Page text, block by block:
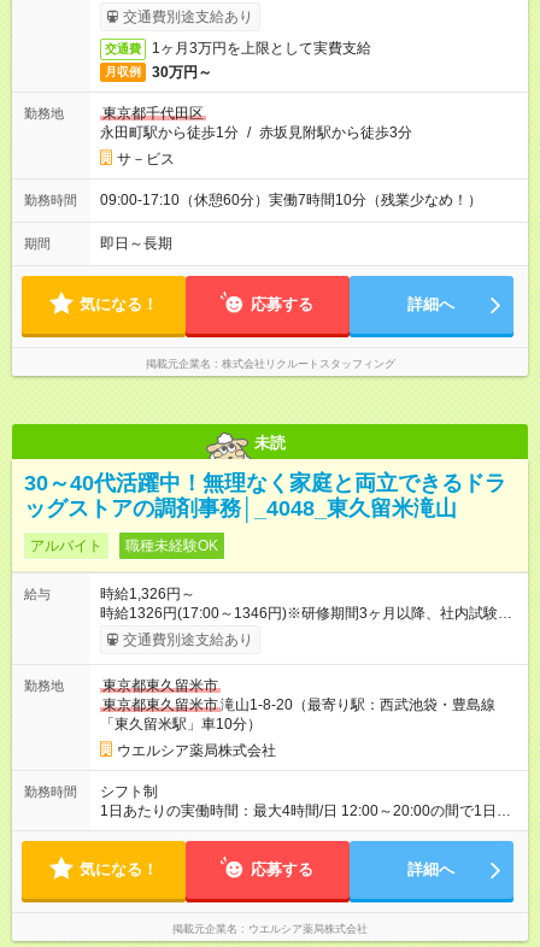
交通費別途支給あり
交通費 1ヶ月3万円を上限として実費支給
月収例 30万円～
勤務地
東京都千代田区
永田町駅から徒歩1分 / 赤坂見附駅から徒歩3分
サ－ビス
勤務時間 09:00-17:10（休憩60分）実働7時間10分（残業少なめ！）
期間 即日～長期
気になる！ 応募する 詳細へ
掲載元企業名 株式会社リクルートスタッフィング
未読
30～40代活躍中！無理なく家庭と両立できるドラ
ッグストアの調剤事務│_4048_東久留米滝山
アルバイト 職種未経験OK
給与
時給1,326円～
時給1326円(17:00～1346円)※研修期間3ヶ月以降、社内試験に
よる更新判定あり 社内試験合格後、時給＋50～100円の昇給あ
り （大学生は＋20円） 試用期間あり：入社日から3ヶ月間／本
間の長さ：3ヶ月 雇用形態、給与は本採用時と同じです。
交通費別途支給あり
勤務地
東京都東久留米市
東京都東久留米市滝山1-8-20（最寄り駅：西武池袋・豊島線
「東久留米駅」車10分）
ウエルシア薬局株式会社
勤務時間
シフト制
1日あたりの実働時間：最大4時間/日 12:00～20:00の間で1日4
時間の勤務 ☆週2～4日の勤務 ※勤務曜日応相談 ☆未経験・無資
気になる！ 応募する 詳細へ
掲載元企業名 ウエルシア薬局株式会社